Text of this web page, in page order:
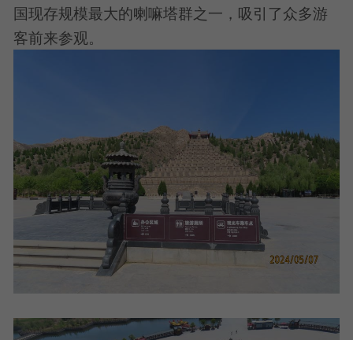
国现存规模最大的喇嘛塔群之一，吸引了众多游
客前来参观。